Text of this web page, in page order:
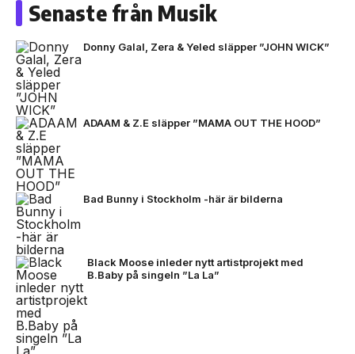
Senaste från Musik
Donny Galal, Zera & Yeled släpper ”JOHN WICK”
ADAAM & Z.E släpper ”MAMA OUT THE HOOD”
Bad Bunny i Stockholm -här är bilderna
Black Moose inleder nytt artistprojekt med
B.Baby på singeln ”La La”